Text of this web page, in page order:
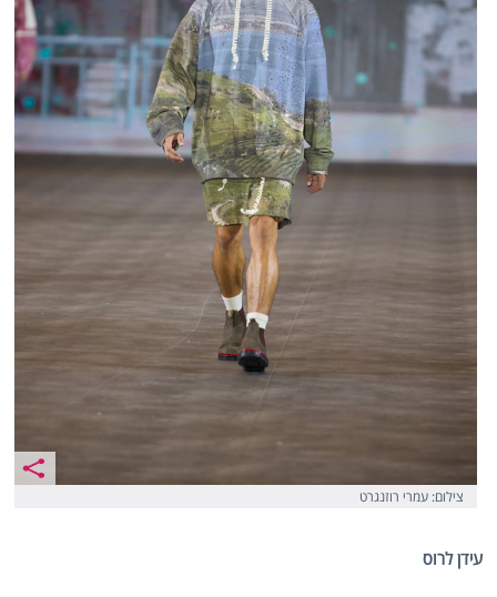
צילום: עמרי רוזנגרט
עידן לרוס